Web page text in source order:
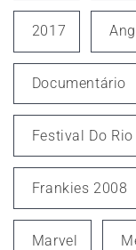
2017
Documentário
Festival Do
Frankies 2008
Marvel